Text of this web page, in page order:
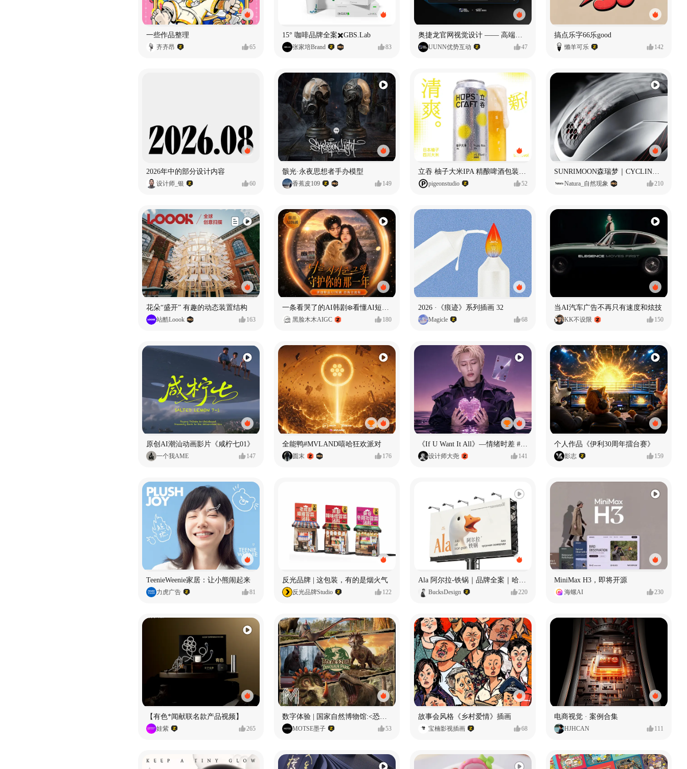
一些作品整理
齐齐昂 65
15° 咖啡品牌全案✖️GBS.Lab
张家培Brand 83
奥捷龙官网视觉设计 —— 高端网站建设
UUNN优势互动 47
搞点乐字66乐good
懒羊可乐 142
2026年中的部分设计内容
设计师_银 60
骸光·永夜思想者手办模型
香蕉皮109 149 pigeonstudio 52 Natura_自然现象 210
花朵“盛开” 有趣的动态装置结构
站酷Loook 163
一条看哭了的AI韩剧❄️看懂AI短剧出海全流程
黑脸木木AIGC 180
2026 ·《痕迹》系列插画 32
Magicle 68
当AI汽车广告不再只有速度和炫技
KK不设限 150
原创AI潮汕动画影片《咸柠七01》
一个我AME 147
全能鸭#MVLAND嘻哈狂欢派对
圆末 176 设计师大尧 141
个人作品《伊利30周年擂台赛》
影志 159
TeenieWeenie家居：让小熊闹起来
力虎广告 81
反光品牌 | 这包装，有的是烟火气
反光品牌Studio 122
Ala 阿尔拉-铁锅｜品牌全案｜哈尔滨
BucksDesign 220
MiniMax H3，即将开源
海螺AI 230
【有色*闻献联名款产品视频】
娃紫 265 MOTSE墨子 53
故事会风格《乡村爱情》插画
宝楠影视插画 68
电商视觉 · 案例合集
HJHCAN 111